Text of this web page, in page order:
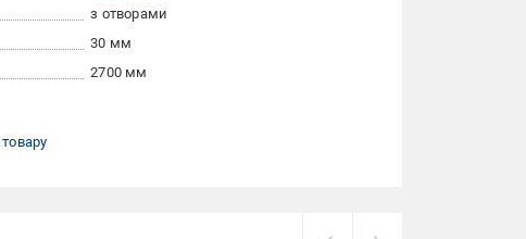
з отворами
30 мм
2700 мм